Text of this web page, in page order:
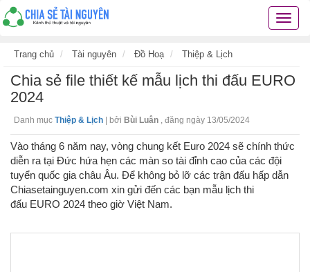
Chia
kiến
các
thủ
hay
Trang chủ Tài nguyên Đồ Hoạ Thiệp & Lịch
Chia sẻ file thiết kế mẫu lịch thi đấu EURO
2024
Danh mục Thiệp & Lịch bởi Bùi Luân , đăng ngày 13/05/2024
Vào tháng 6 năm nay, vòng chung kết Euro 2024 sẽ chính thức
diễn ra tại Đức hứa hẹn các màn so tài đỉnh cao của các đội
tuyển quốc gia châu Âu. Để không bỏ lỡ các trận đấu hấp dẫn
Chiasetainguyen.com xin gửi đến các bạn mẫu lịch thi
đấu EURO 2024 theo giờ Việt Nam.